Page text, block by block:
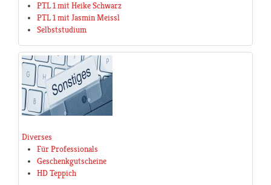
PTL 1 mit Heike Schwarz
PTL 1 mit Jasmin Meissl
Selbststudium
Diverses
Für Professionals
Geschenkgutscheine
HD Teppich